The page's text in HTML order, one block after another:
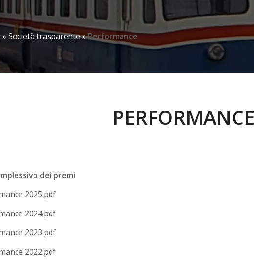
» Società trasparente»Performance
PERFORMANCE
dei premi
2025.pdf
2024.pdf
2023.pdf
2022.pdf